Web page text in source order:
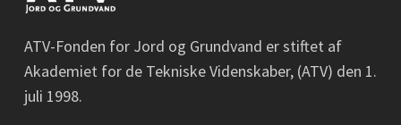
ATV-Fonden for Jord og Grundvand er stiftet af
Akademiet for de Tekniske Videnskaber, (ATV) den 1.
juli 1998.